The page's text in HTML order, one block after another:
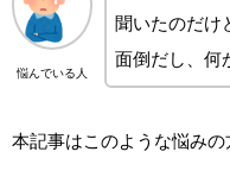
悩んでいる人
聞いたのだけ
面倒だし、何
本記事はこのような悩みの